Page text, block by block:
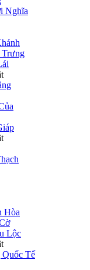
Nghĩa
Hòa
Lộc
Tế